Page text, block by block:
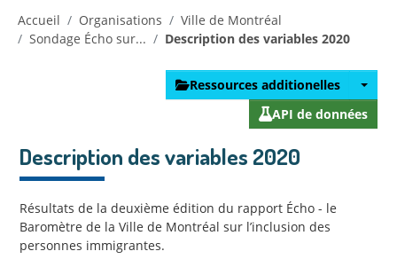
Accueil Organisations
Ville de Montréal
Sondage Écho sur...
Description des variables 2020
Ressources additionelles
API de données
Description des variables 2020
Résultats de la deuxième édition du rapport Écho - le
Baromètre de la Ville de Montréal sur l’inclusion des
personnes immigrantes.